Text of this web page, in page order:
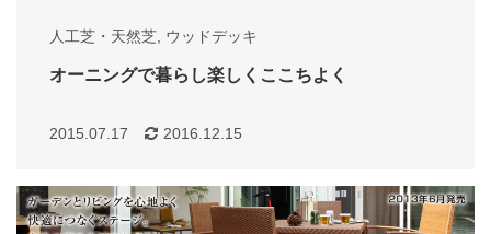
人工芝・天然芝 ウッドデッキ
オーニングで暮らし楽しくここちよく
2015.07.17 2016.12.15